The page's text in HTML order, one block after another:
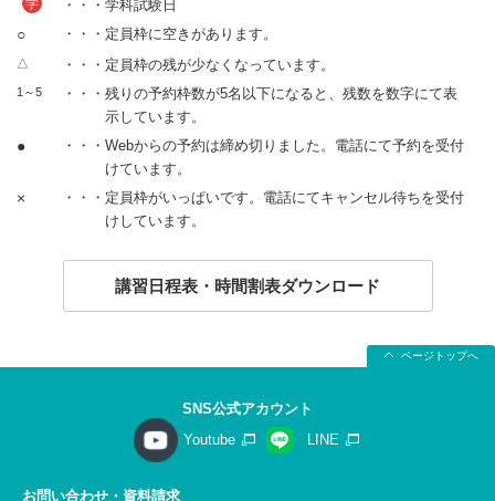
学 ・・・学科試験日
○ ・・・定員枠に空きがあります。
△ ・・・定員枠の残が少なくなっています。
1～5
・・・残りの予約枠数が5名以下になると、残数を数字にて表
示しています。
●
・・・Webからの予約は締め切りました。電話にて予約を受付
けています。
×
・・・定員枠がいっぱいです。電話にてキャンセル待ちを受付
けしています。
講習日程表・時間割表ダウンロード
ページトップへ
SNS公式アカウント
Youtube
LINE
お問い合わせ・資料請求